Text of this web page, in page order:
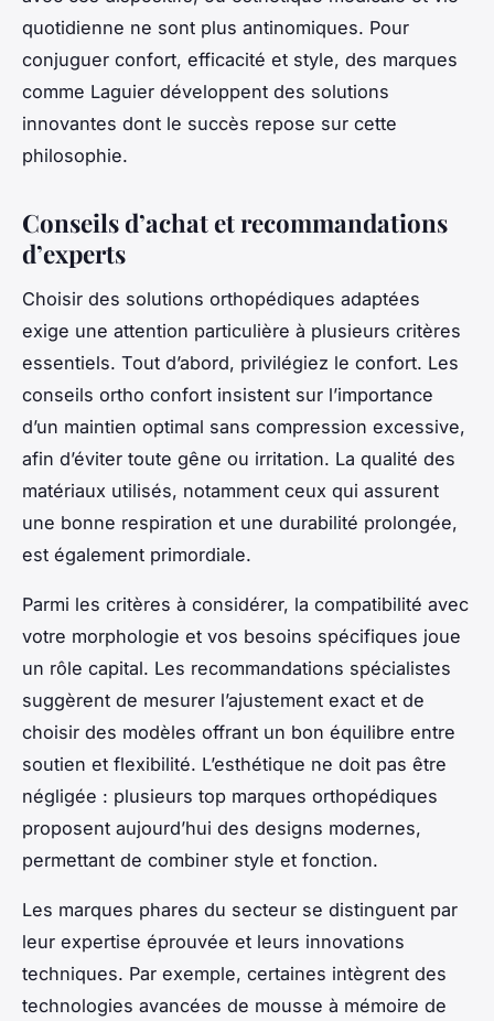
quotidienne ne sont plus antinomiques. Pour
conjuguer confort, efficacité et style, des marques
comme Laguier développent des solutions
innovantes dont le succès repose sur cette
philosophie.
Conseils d’achat et recommandations
d’experts
Choisir des solutions orthopédiques adaptées
exige une attention particulière à plusieurs critères
essentiels. Tout d’abord, privilégiez le confort. Les
conseils ortho confort insistent sur l’importance
d’un maintien optimal sans compression excessive,
afin d’éviter toute gêne ou irritation. La qualité des
matériaux utilisés, notamment ceux qui assurent
une bonne respiration et une durabilité prolongée,
est également primordiale.
Parmi les critères à considérer, la compatibilité avec
votre morphologie et vos besoins spécifiques joue
un rôle capital. Les recommandations spécialistes
suggèrent de mesurer l’ajustement exact et de
choisir des modèles offrant un bon équilibre entre
soutien et flexibilité. L’esthétique ne doit pas être
négligée : plusieurs top marques orthopédiques
proposent aujourd’hui des designs modernes,
permettant de combiner style et fonction.
Les marques phares du secteur se distinguent par
leur expertise éprouvée et leurs innovations
techniques. Par exemple, certaines intègrent des
technologies avancées de mousse à mémoire de